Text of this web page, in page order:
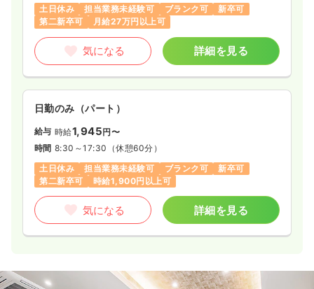
土日休み
担当業務未経験可 ブランク可
新卒可
第二新卒可
月給27万円以上可
気になる 詳細を見る
日勤のみ（パート）
給与 時給1,945円〜
時間 8:30～17:30 （休憩60分）
土日休み
担当業務未経験可 ブランク可
新卒可
第二新卒可
時給1,900円以上可
気になる 詳細を見る